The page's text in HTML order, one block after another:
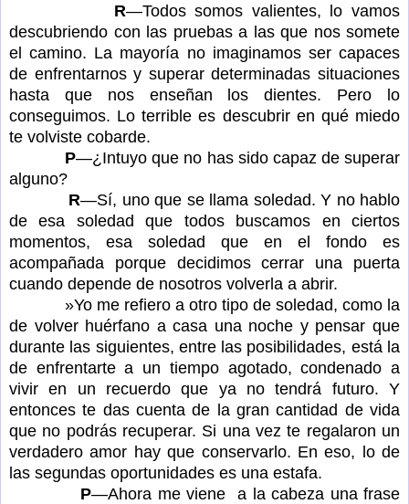
R—Todos somos valientes, lo vamos
descubriendo con las pruebas a las que nos somete
el camino. La mayoría no imaginamos ser capaces
de enfrentarnos y superar determinadas situaciones
hasta que nos enseñan los dientes. Pero lo
conseguimos. Lo terrible es descubrir en qué miedo
te volviste cobarde.
P—¿Intuyo que no has sido capaz de superar
alguno?
R—Sí, uno que se llama soledad. Y no hablo
de esa soledad que todos buscamos en ciertos
momentos, esa soledad que en el fondo es
acompañada porque decidimos cerrar una puerta
cuando depende de nosotros volverla a abrir.
»Yo me refiero a otro tipo de soledad, como la
de volver huérfano a casa una noche y pensar que
durante las siguientes, entre las posibilidades, está la
de enfrentarte a un tiempo agotado, condenado a
vivir en un recuerdo que ya no tendrá futuro. Y
entonces te das cuenta de la gran cantidad de vida
que no podrás recuperar. Si una vez te regalaron un
verdadero amor hay que conservarlo. En eso, lo de
las segundas oportunidades es una estafa.
P—Ahora me viene a la cabeza una frase